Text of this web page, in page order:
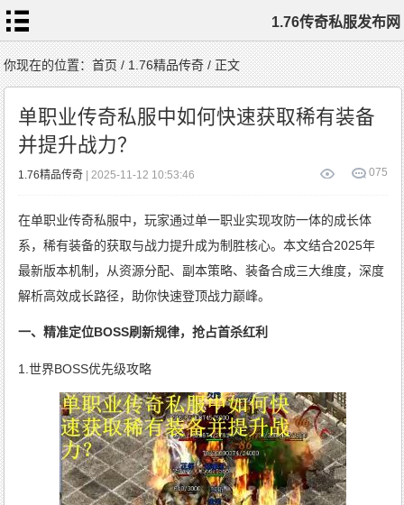
1.76传奇私服发布网
首
页
1.76
传
奇
服
1.76
复
传
奇
1.76
传
奇
新
1.76
传
奇
标
签
云
你现在的位置：首页/1.76精品传奇/ 正文
单职业传奇私服中如何快速获取稀有装备
并提升战力？
75
0
1.76精品传奇 | 2025-11-12 10:53:46
在单职业传奇私服中，玩家通过单一职业实现攻防一体的成长体
系，稀有装备的获取与战力提升成为制胜核心。本文结合2025年
最新版本机制，从资源分配、副本策略、装备合成三大维度，深度
解析高效成长路径，助你快速登顶战力巅峰。
一、精准定位BOSS刷新规律，抢占首杀红利
1.世界BOSS优先级攻略